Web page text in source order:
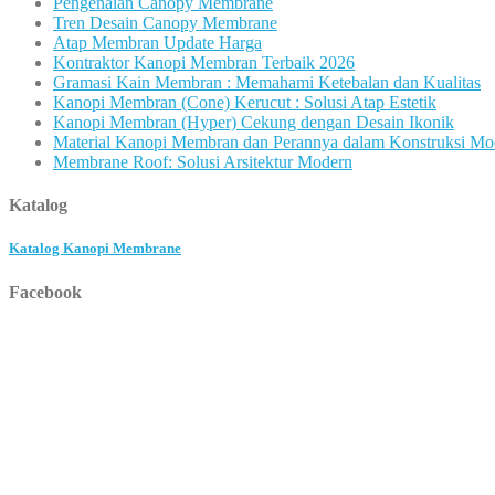
Tren Desain Canopy Membrane
Atap Membran Update Harga
Kontraktor Kanopi Membran Terbaik 2026
Gramasi Kain Membran : Memahami Ketebalan dan Kualitas
Kanopi Membran (Cone) Kerucut : Solusi Atap Estetik
Kanopi Membran (Hyper) Cekung dengan Desain Ikonik
Material Kanopi Membran dan Perannya dalam Konstruksi
Membrane Roof: Solusi Arsitektur Modern
Katalog
Katalog Kanopi Membrane
Facebook